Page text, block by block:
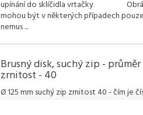
upínání do sklíčidla vrtačky
mohou být v některých případech
nemus...
Brusný disk, suchý zip - průměr
zrnitost - 40
Ø 125 mm suchý zip zrnitost 40 - čím je